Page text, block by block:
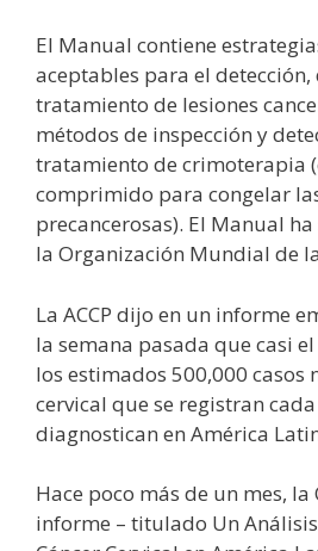
El Manual contiene
aceptables para el
tratamiento de lesiones
métodos de inspección y
tratamiento de crimoterapia
comprimido para congelar
precancerosas). El Manual
la Organización Mundial de
La ACCP dijo en un informe
la semana pasada que casi
los estimados 500,000 casos
cervical que se registran cada
diagnostican en América
Hace poco más de un mes, la
informe – titulado Un